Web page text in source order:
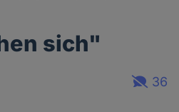
sich"
36